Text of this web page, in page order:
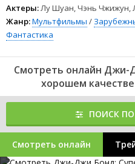
Актеры:Лу Шуан, Чэнь Чжижун,
Жанр:Мультфильмы /
Фантастика
Смотреть онлайн Джи-
хорошем
ПОИСК
Смотреть онлайн